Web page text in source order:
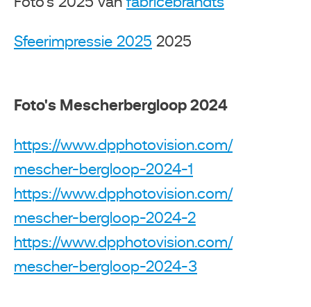
Sfeerimpressie 2025 2025
Foto's Mescherbergloop 2024
https://www.dpphotovision.com/
mescher-bergloop-2024-1
https://www.dpphotovision.com/
mescher-bergloop-2024-2
https://www.dpphotovision.com/
mescher-bergloop-2024-3